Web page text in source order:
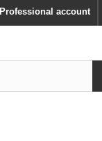
Professional account